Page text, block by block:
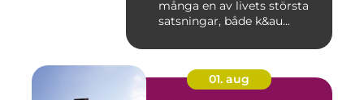
många en av livets största
satsningar, både k&au...
01. aug